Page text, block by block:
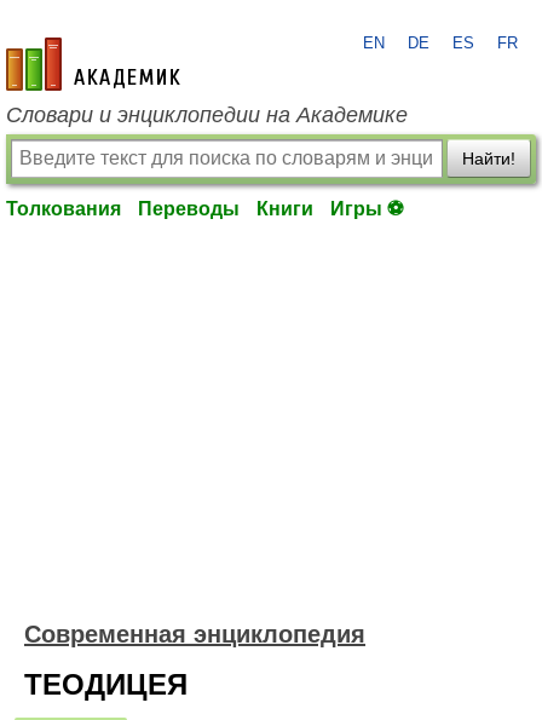
academic.ru
EN DE ES FR
Словари и энциклопедии на Академике
Найти!
Толкования Переводы Книги Игры ⚽
Современная энциклопедия
ТЕОДИЦЕЯ